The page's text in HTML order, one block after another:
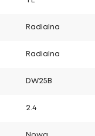
Radialna
Radialna
DW25B
2.4